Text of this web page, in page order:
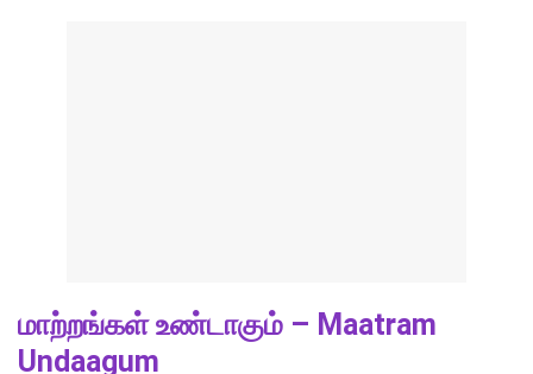
மாற்றங்கள் உண்டாகும் – Maatram
Undaagum